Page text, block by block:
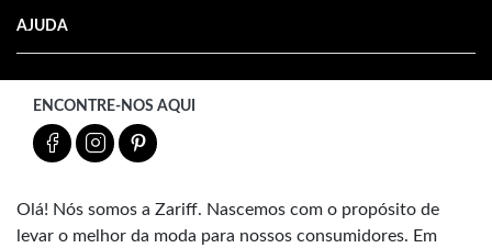
AJUDA
ENCONTRE-NOS AQUI
Olá! Nós somos a Zariff. Nascemos com o propósito de
levar o melhor da moda para nossos consumidores. Em